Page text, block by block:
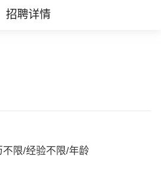
招聘详情
限/经验不限/年龄